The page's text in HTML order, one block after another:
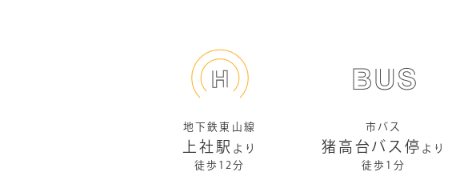
地下鉄東山線
上社駅 より
徒歩12分
市バス
猪高台バス停 より
徒歩1分